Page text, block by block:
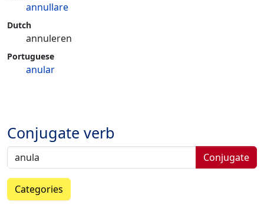
annullare
Dutch
annuleren
Portuguese
anular
Conjugate verb
Conjugate
Categories